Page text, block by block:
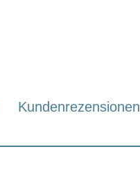
Kundenrezensionen